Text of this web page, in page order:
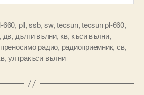
660, pll,ssb,sw,tecsun,tecsun pl-660,
, дв, дълги вълни, кв, къси вълни,
преносимо радио, радиоприемник, св,
,ултракъси вълни